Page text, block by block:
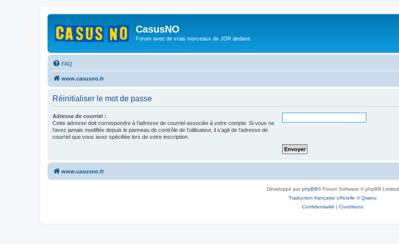
CasusNO
Forum avec de vrais morceaux de JDR dedans.
FAQ
www.casusno.fr
Réinitialiser le mot de passe
Adresse de courriel :
Cette adresse doit correspondre à l’adresse de courriel associée à votre compte. Si vous ne
l’avez jamais modifiée depuis le panneau de contrôle de l’utilisateur, il s’agit de l’adresse de
courriel que vous avez spécifiée lors de votre inscription.
www.casusno.fr
Développé parphpBB® Forum Software © phpBB Limited
Traduction française officielle ©Qiaeru
Confidentialité | Conditions